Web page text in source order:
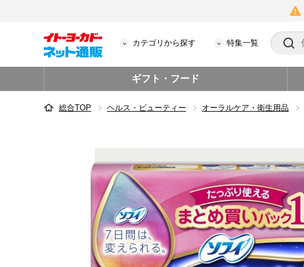
カテゴリから探す 特集一覧
ギフト・フード
総合TOP ヘルス・ビューティー オーラルケア・衛生用品